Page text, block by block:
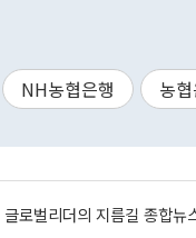
NH농협은행 농
로벌리더의 지름길 종합